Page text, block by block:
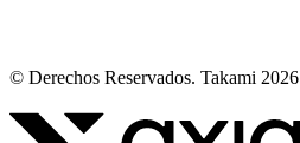
© Derechos Reservados. Takami 2026